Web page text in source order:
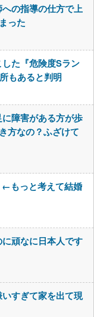
の指導の仕方で上
った
した『危険度Sラン
もあると判明
障害がある方が歩
方なの？ふざけて
←もっと考えて結婚
頑なに日本人です
すぎて家を出て現